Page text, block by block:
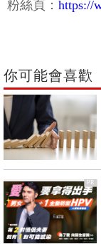
粉絲頁： https://
你可能會喜歡
PR